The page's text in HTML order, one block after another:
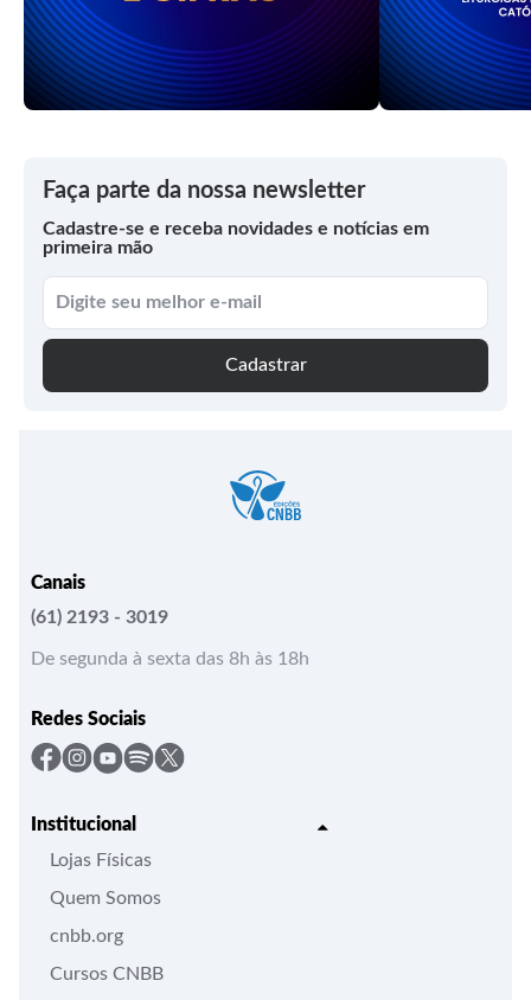
Faça parte da nossa newsletter
Cadastre-se e receba novidades e notícias em
primeira mão
Cadastrar
Canais
(61) 2193 - 3019
De segunda à sexta das 8h às 18h
Redes Sociais
Institucional
Lojas Físicas
Quem Somos
cnbb.org
Cursos CNBB